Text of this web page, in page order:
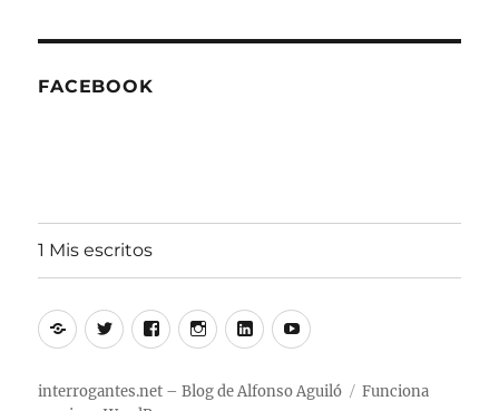
FACEBOOK
1 Mis escritos
Alfonso
Aguiló
TwitterFacebookInstagram
LinkedinYoutube
interrogantes.net – Blog de Alfonso Aguiló
Funciona